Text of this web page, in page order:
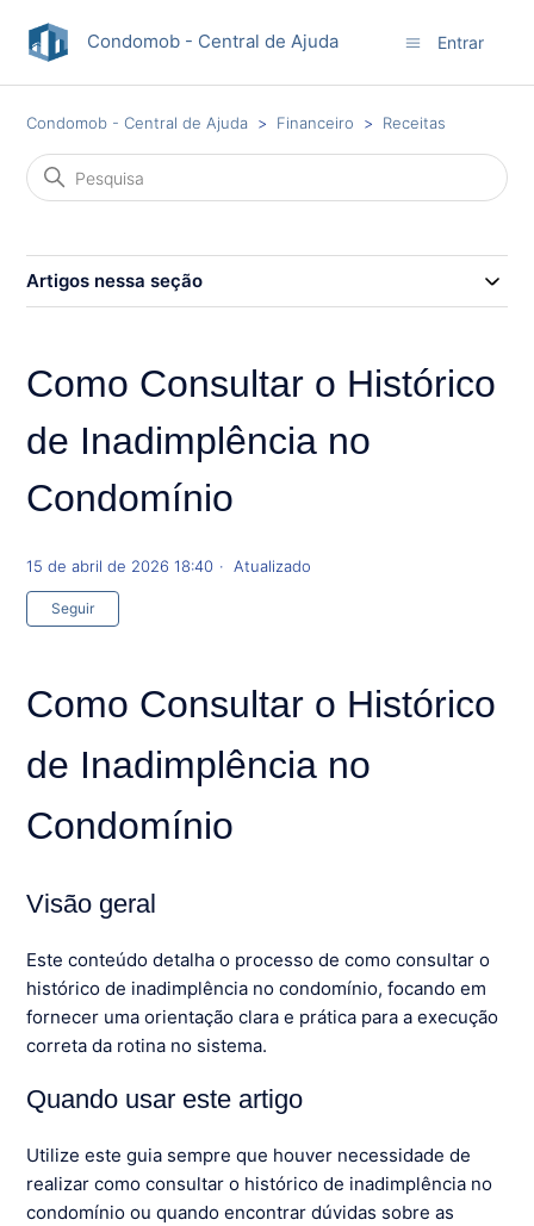
Condomob - Central de Ajuda Entrar
Condomob - Central de Ajuda Financeiro Receitas
Artigos nessa seção
Como Consultar o Histórico
de Inadimplência no
Condomínio
15 de abril de 2026 18:40 Atualizado
Seguir
Como Consultar o Histórico
de Inadimplência no
Condomínio
Visão geral
Este conteúdo detalha o processo de como consultar o
histórico de inadimplência no condomínio, focando em
fornecer uma orientação clara e prática para a execução
correta da rotina no sistema.
Quando usar este artigo
Utilize este guia sempre que houver necessidade de
realizar como consultar o histórico de inadimplência no
condomínio ou quando encontrar dúvidas sobre as